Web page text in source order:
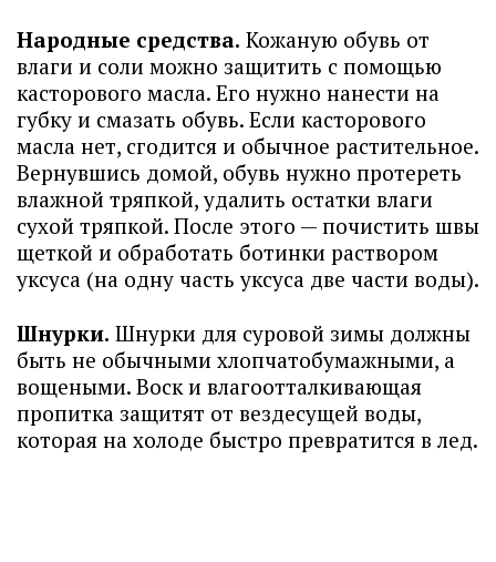
Народные средства. Кожаную обувь от
влаги и соли можно защитить с помощью
касторового масла. Его нужно нанести на
губку и смазать обувь. Если касторового
масла нет, сгодится и обычное растительное.
Вернувшись домой, обувь нужно протереть
влажной тряпкой, удалить остатки влаги
сухой тряпкой. После этого — почистить швы
щеткой и обработать ботинки раствором
уксуса (на одну часть уксуса две части воды).
Шнурки. Шнурки для суровой зимы должны
быть не обычными хлопчатобумажными, а
вощеными. Воск и влагоотталкивающая
пропитка защитят от вездесущей воды,
которая на холоде быстро превратится в лед.